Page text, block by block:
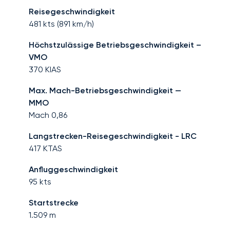
Reisegeschwindigkeit
481 kts (891 km/h)
Höchstzulässige Betriebsgeschwindigkeit –
VMO
370 KIAS
Max. Mach-Betriebsgeschwindigkeit —
MMO
Mach 0,86
Langstrecken-Reisegeschwindigkeit - LRC
417 KTAS
Anfluggeschwindigkeit
95 kts
Startstrecke
1.509 m